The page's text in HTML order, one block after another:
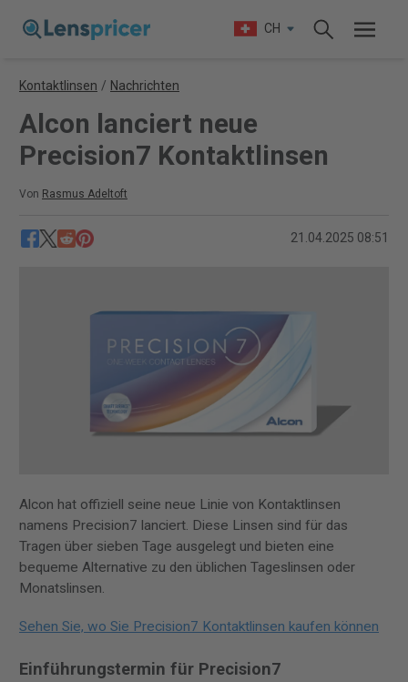
CH
Kontaktlinsen / Nachrichten
Alcon lanciert neue
Precision7 Kontaktlinsen
Von Rasmus Adeltoft
21.04.2025 08:51
Alcon hat offiziell seine neue Linie von Kontaktlinsen
namens Precision7 lanciert. Diese Linsen sind für das
Tragen über sieben Tage ausgelegt und bieten eine
bequeme Alternative zu den üblichen Tageslinsen oder
Monatslinsen.
Sehen Sie, wo Sie Precision7 Kontaktlinsen kaufen können
Einführungstermin für Precision7